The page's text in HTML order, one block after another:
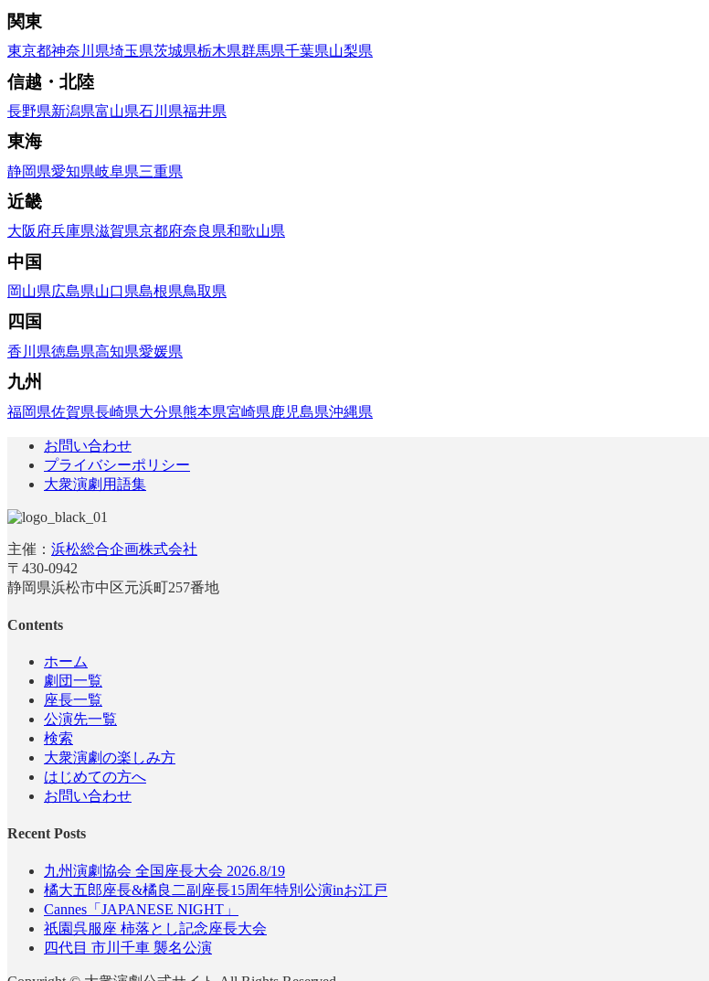
関東
東京都神奈川県埼玉県茨城県栃木県群馬県千葉県山梨県
信越・北陸
長野県新潟県富山県石川県福井県
東海
静岡県愛知県岐阜県三重県
近畿
大阪府兵庫県滋賀県京都府奈良県和歌山県
中国
岡山県広島県山口県島根県鳥取県
四国
香川県徳島県高知県愛媛県
九州
福岡県佐賀県長崎県大分県熊本県宮崎県鹿児島県沖縄県
お問い合わせ
プライバシーポリシー
大衆演劇用語集
主催： 浜松総合企画株式会社
〒430-0942
静岡県浜松市中区元浜町257番地
Contents
ホーム
劇団一覧
座長一覧
公演先一覧
検索
大衆演劇の楽しみ方
はじめての方へ
お問い合わせ
Recent Posts
九州演劇協会 全国座長大会 2026.8/19
橘大五郎座長&橘良二副座長15周年特別公演inお江戸
Cannes「JAPANESE NIGHT」
祇園呉服座 柿落とし記念座長大会
四代目 市川千車 襲名公演